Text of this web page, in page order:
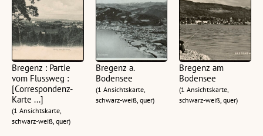
Bregenz : Partie
vom Flussweg :
[Correspondenz-
Karte ...]
(1 Ansichtskarte,
schwarz-weiß, quer)
Bregenz a.
Bodensee
(1 Ansichtskarte,
schwarz-weiß, quer)
Bregenz am
Bodensee
(1 Ansichtskarte,
schwarz-weiß, quer)